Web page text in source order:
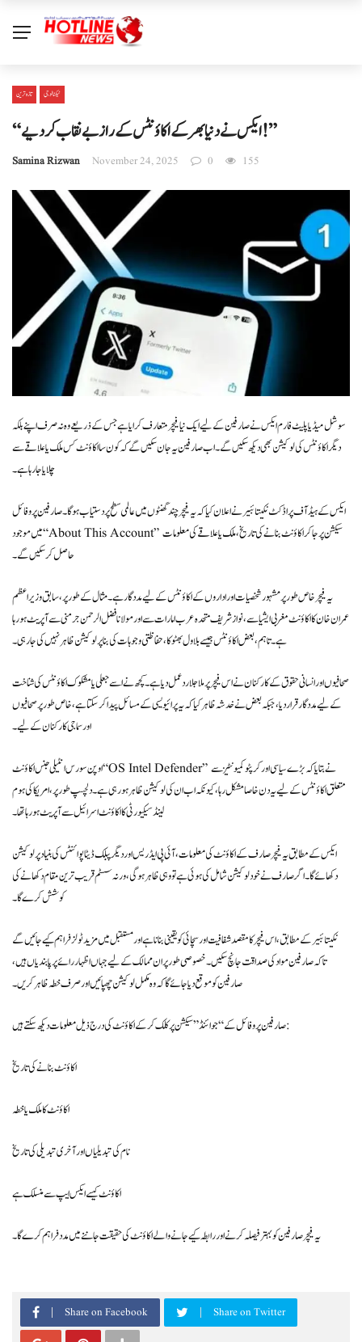
تازہ ترین ٹیکنالوجی
“ایکس نے دنیا بھر کے اکاؤنٹس کے راز بے نقاب کر دیے!”
Samina Rizwan November 24, 2025 0 155
سوشل میڈیا پلیٹ فارم ایکس نے صارفین کے لیے ایک نیا فیچر متعارف کرایا ہے جس کے ذریعے وہ نہ صرف اپنے بلکہ
دیگر اکاؤنٹس کی لوکیشن بھی دیکھ سکیں گے۔ اب صارفین یہ جان سکیں گے کہ کون سا اکاؤنٹ کس ملک یا علاقے سے
چلایا جا رہا ہے۔
ایکس کے ہیڈ آف پراڈکٹ نکیتا بئیر نے اعلان کیا کہ یہ فیچر چند گھنٹوں میں عالمی سطح پر دستیاب ہوگا۔ صارفین پروفائل
میں موجود “About This Account” سیکشن پر جا کر اکاؤنٹ بنانے کی تاریخ، ملک یا علاقے کی معلومات
حاصل کر سکیں گے۔
یہ فیچر خاص طور پر مشہور شخصیات اور اداروں کے اکاؤنٹس کے لیے مددگار ہے۔ مثال کے طور پر، سابق وزیر اعظم
عمران خان کا اکاؤنٹ مغربی ایشیا سے، نواز شریف متحدہ عرب امارات سے اور مولانا فضل الرحمن جرمنی سے آپریٹ ہو رہا
ہے۔ تاہم، بعض اکاؤنٹس جیسے بلاول بھٹو کا، حفاظتی وجوہات کی بنا پر لوکیشن ظاہر نہیں کی جا رہی۔
صحافیوں اور انسانی حقوق کے کارکنان نے اس فیچر پر ملا جلا ردعمل دیا ہے۔ کچھ نے اسے جعلی یا مشکوک اکاؤنٹس کی شناخت
کے لیے مددگار قرار دیا، جبکہ بعض نے خدشہ ظاہر کیا کہ یہ پرائیویسی کے مسائل پیدا کر سکتا ہے، خاص طور پر صحافیوں
اور سماجی کارکنان کے لیے۔
اوپن سورس انٹیلی جنس اکاؤنٹ “OS Intel Defender” نے بتایا کہ بڑے سیاسی اور کرپٹو کمیونٹیز سے
متعلق اکاؤنٹس کے لیے یہ دن خاصا مشکل رہا، کیونکہ اب ان کی لوکیشن ظاہر ہو رہی ہے۔ دلچسپ طور پر، امریکا کی ہوم
لینڈ سیکیورٹی کا اکاؤنٹ اسرائیل سے آپریٹ ہو رہا تھا۔
ایکس کے مطابق یہ فیچر صارف کے اکاؤنٹ کی معلومات، آئی پی ایڈریس اور دیگر پبلک ڈیٹا پوائنٹس کی بنیاد پر لوکیشن
دکھائے گا۔ اگر صارف نے خود لوکیشن شامل کی ہوئی ہے تو وہی ظاہر ہوگی، ورنہ سسٹم قریب ترین مقام دکھانے کی
کوشش کرے گا۔
نکیتا بئیر کے مطابق، اس فیچر کا مقصد شفافیت اور سچائی کو یقینی بنانا ہے اور مستقبل میں مزید ٹولز فراہم کیے جائیں گے
تاکہ صارفین مواد کی صداقت جانچ سکیں۔ خصوصی طور پر ان ممالک کے لیے جہاں اظہار رائے پر پابندیاں ہیں،
صارفین کو موقع دیا جائے گا کہ وہ مکمل لوکیشن چھپائیں اور صرف خطہ ظاہر کریں۔
صارفین پروفائل کے “جوائنڈ” سیکشن پر کلک کر کے اکاؤنٹ کی درج ذیل معلومات دیکھ سکتے ہیں:
اکاؤنٹ بنانے کی تاریخ
اکاؤنٹ کا ملک یا خطہ
نام کی تبدیلیاں اور آخری تبدیلی کی تاریخ
اکاؤنٹ کیسے ایکس ایپ سے منسلک ہے
یہ فیچر صارفین کو بہتر فیصلہ کرنے اور رابطہ کیے جانے والے اکاؤنٹ کی حقیقت جاننے میں مدد فراہم کرے گا۔
Share on Facebook Share on Twitter